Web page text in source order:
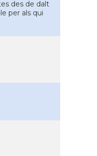
des de dalt
per als qui